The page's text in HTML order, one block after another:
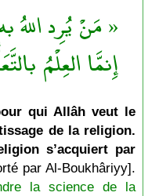
« مَنْ يُرِد اللهُ
إِنمَّا العِلْمُ
qui Allâh veut le
de la religion.
s’acquiert par
par Al-Boukhâriyy].
la science de la